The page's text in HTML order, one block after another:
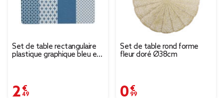
Set de table rectangulaire
plastique graphique bleu et
2,49 €
Set de table rond forme
fleur doré Ø38cm
0,99 €